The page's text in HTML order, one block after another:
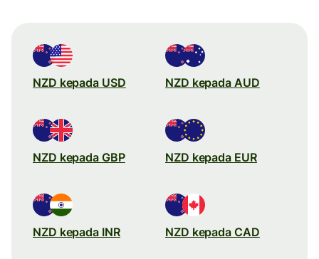
NZD kepada USD NZD kepada AUD
NZD kepada GBP NZD kepada EUR
NZD kepada INR NZD kepada CAD